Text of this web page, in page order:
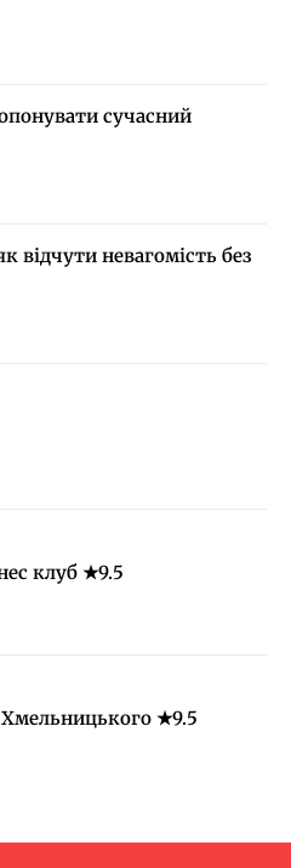
сучасний
відчути невагомість без
клуб ★9.5
★9.5